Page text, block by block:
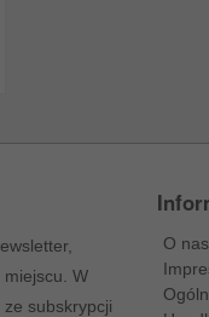
W
subskrypcji
O nas